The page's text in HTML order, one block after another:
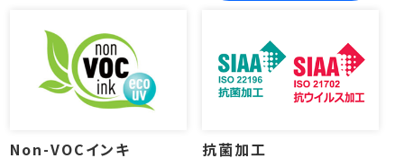
Non-VOCインキ 抗菌加工